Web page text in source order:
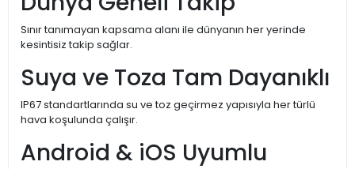
Sınır tanımayan kapsama alanı ile dünyanın her yerinde
kesintisiz takip sağlar.
Suya ve Toza Tam Dayanıklı
IP67 standartlarında su ve toz geçirmez yapısıyla her türlü
hava koşulunda çalışır.
Android & iOS Uyumlu